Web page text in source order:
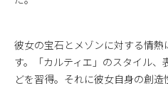
彼女の宝石とメゾンに対する情熱
す。「カルティエ」のスタイル
どを習得。それに彼女自身の創